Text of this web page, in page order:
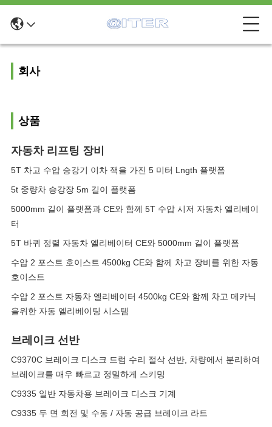
회사
상품
자동차 리프팅 장비
5T 차고 수압 승강기 이차 잭을 가진 5 미터 Lngth 플랫폼
5t 중량차 승강장 5m 길이 플랫폼
5000mm 길이 플랫폼과 CE와 함께 5T 수압 시저 자동차 엘리베이
터
5T 바퀴 정렬 자동차 엘리베이터 CE와 5000mm 길이 플랫폼
수압 2 포스트 호이스트 4500kg CE와 함께 차고 장비를 위한 자동
호이스트
수압 2 포스트 자동차 엘리베이터 4500kg CE와 함께 차고 메카닉
을위한 자동 엘리베이팅 시스템
브레이크 선반
C9370C 브레이크 디스크 드럼 수리 절삭 선반, 차량에서 분리하여
브레이크를 매우 빠르고 정밀하게 스키밍
C9335 일반 자동차용 브레이크 디스크 기계
C9335 두 면 회전 및 수동 / 자동 공급 브레이크 라트